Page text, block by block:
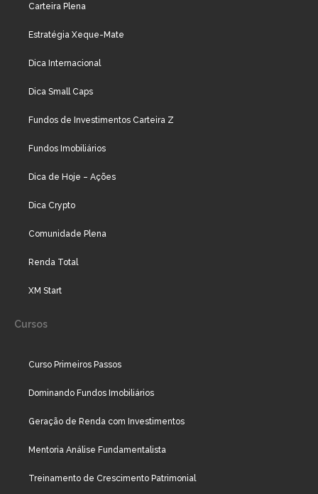
Carteira Plena
Estratégia Xeque-Mate
Dica Internacional
Dica Small Caps
Fundos de Investimentos Carteira Z
Fundos Imobiliários
Dica de Hoje – Ações
Dica Crypto
Comunidade Plena
Renda Total
XM Start
Cursos
Curso Primeiros Passos
Dominando Fundos Imobiliários
Geração de Renda com Investimentos
Mentoria Análise Fundamentalista
Treinamento de Crescimento Patrimonial